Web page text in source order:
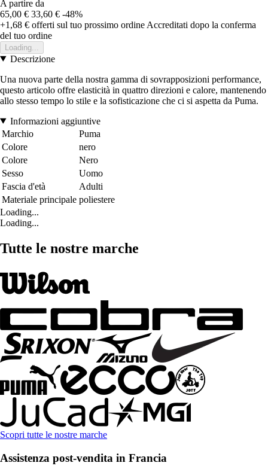
A partire da
65,00 € 33,60 € -48%
+1,68 € offerti sul tuo prossimo ordine Accreditati dopo la conferma
del tuo ordine
Loading...
Descrizione
Una nuova parte della nostra gamma di sovrapposizioni performance,
questo articolo offre elasticità in quattro direzioni e calore, mantenendo
allo stesso tempo lo stile e la sofisticazione che ci si aspetta da Puma.
Informazioni aggiuntive
Marchio
Puma
Colore
nero
Colore
Nero
Sesso
Uomo
Fascia d'età
Adulti
Materiale principale poliestere
Loading...
Loading...
Tutte le nostre marche
Scopri tutte le nostre marche
Assistenza post-vendita in Francia